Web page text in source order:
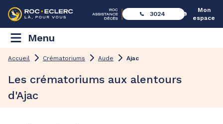
3024
Mon
espace
Menu
Accueil Crématoriums Aude Ajac
Les crématoriums aux alentours
d'Ajac